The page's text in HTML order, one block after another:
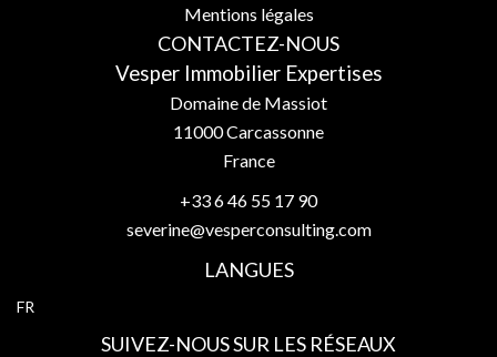
Mentions légales
CONTACTEZ-NOUS
Vesper Immobilier Expertises
Domaine de Massiot
11000Carcassonne
France
+33 6 46 55 17 90
severine@vesperconsulting.com
LANGUES
FR
SUIVEZ-NOUS SUR LES RÉSEAUX